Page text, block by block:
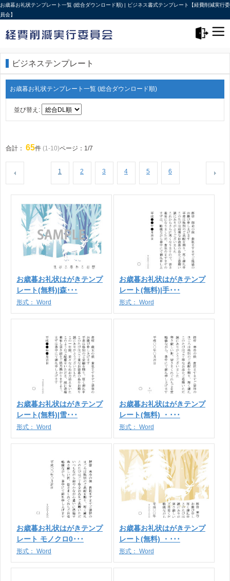
お歳暮お礼状テンプレート一覧 (総合ダウンロード順) | ビジネス書式テンプレート【経費削減実行委
員会】
ビジネステンプレート
お歳暮お礼状テンプレート一覧 (総合ダウンロード順)
並び替え:
合計： 65件 (1-10)ページ：1/7
1 2 3 4 5 6
お歳暮お礼状はがきテンプ
レート(無料)|森･･･
形式： Word
お歳暮お礼状はがきテンプ
レート(無料)|手･･･
形式： Word
お歳暮お礼状はがきテンプ
レート(無料)|雪･･･
形式： Word
お歳暮お礼状はがきテンプ
レート(無料) ・･･･
形式： Word
お歳暮お礼状はがきテンプ
レート モノクロ0･･･
形式： Word
お歳暮お礼状はがきテンプ
レート(無料) ・･･･
形式： Word